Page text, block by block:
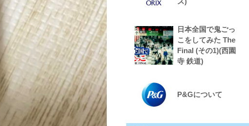
日本全国で鬼ごっ
こをしてみた The
Final (その1)(西園
寺 鉄道)
P&Gについて